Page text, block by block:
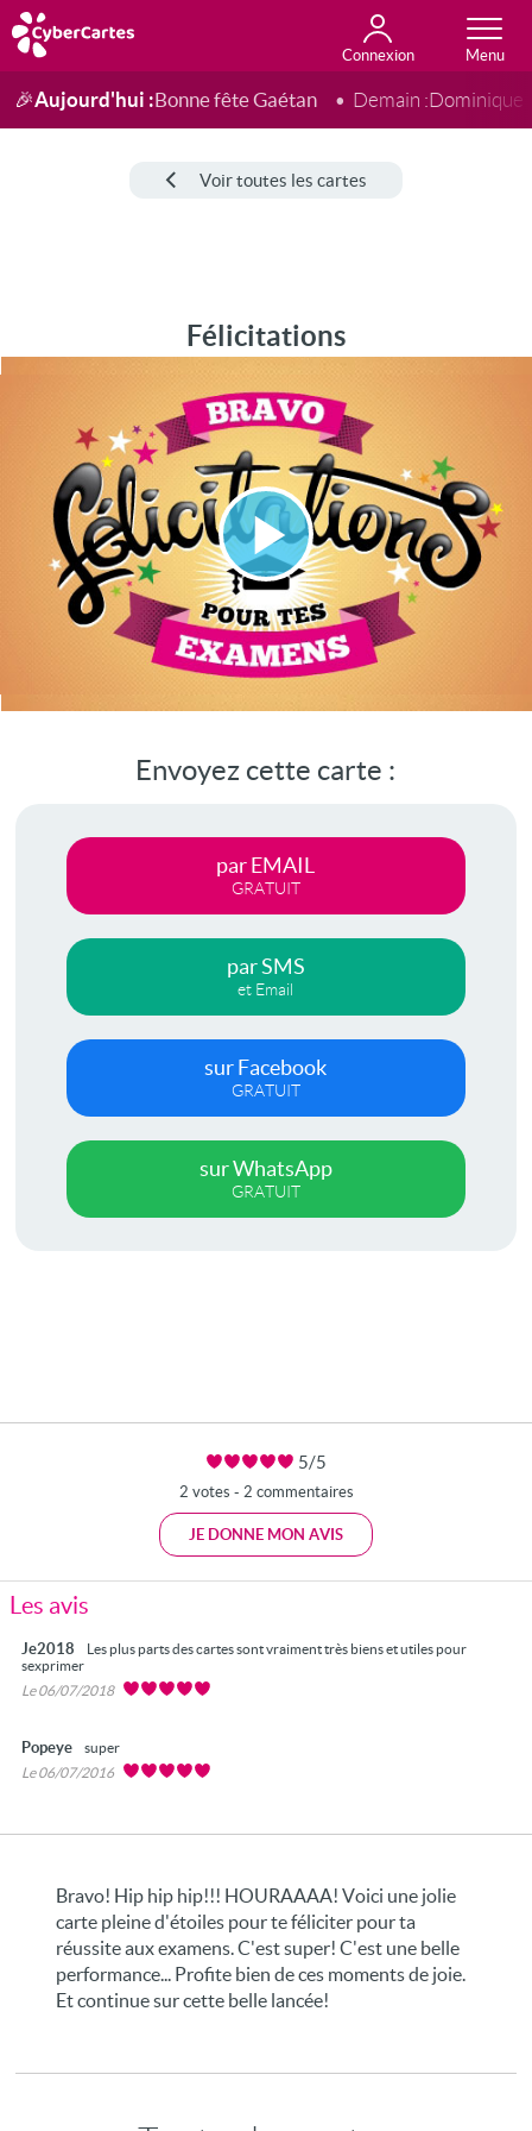
Connexion
Anniversaire
Fête du jour
Amour
Amitié
Merci
Toutes les cartes
🎉Aujourd'hui :Bonne fête Gaétan Demain :Dominique
Voir toutes les cartes
Félicitations
Lire
la
vidéo
Envoyez cette carte :
par EMAIL
GRATUIT
par SMS
et Email
sur Facebook
GRATUIT
sur WhatsApp
GRATUIT
5/5
2 votes - 2 commentaires
JE DONNE MON AVIS
Les avis
Je2018
Les plus parts des cartes sont vraiment très biens et utiles pour
sexprimer
Le 06/07/2018
Popeye
super
Le 06/07/2016
Bravo! Hip hip hip!!! HOURAAAA! Voici une jolie
carte pleine d'étoiles pour te féliciter pour ta
réussite aux examens. C'est super! C'est une belle
performance... Profite bien de ces moments de joie.
Et continue sur cette belle lancée!